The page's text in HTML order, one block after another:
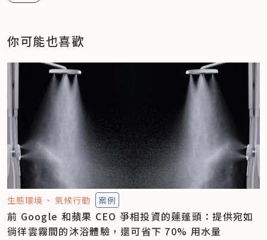
你可能也喜歡
生態環境 氣候行動 案例
前 Google 和蘋果 CEO 爭相投資的蓮蓬頭：提供宛如
徜徉雲霧間的沐浴體驗，還可省下 70% 用水量